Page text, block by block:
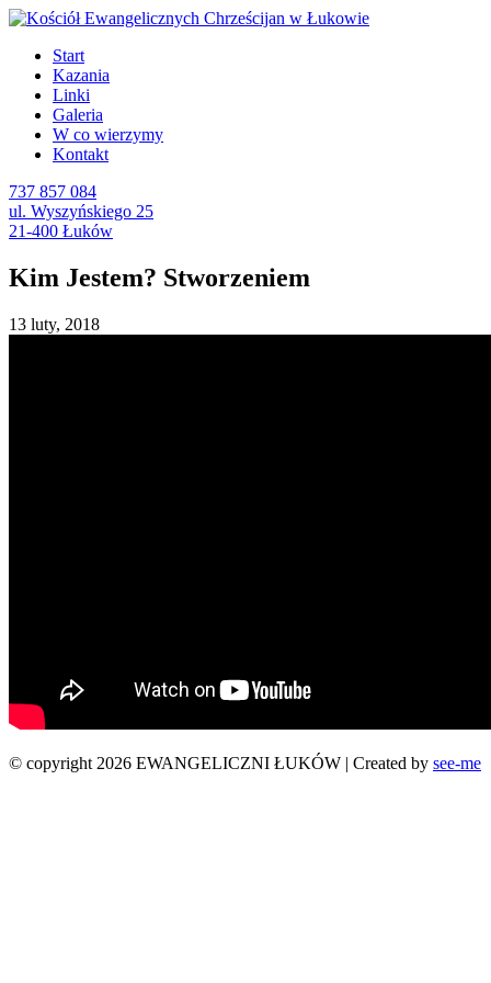
Start
Kazania
Linki
Galeria
W co wierzymy
Kontakt
737 857 084
ul. Wyszyńskiego 25
21-400 Łuków
Kim Jestem? Stworzeniem
13 luty, 2018
© copyright 2026 EWANGELICZNI ŁUKÓW | Created by see-me